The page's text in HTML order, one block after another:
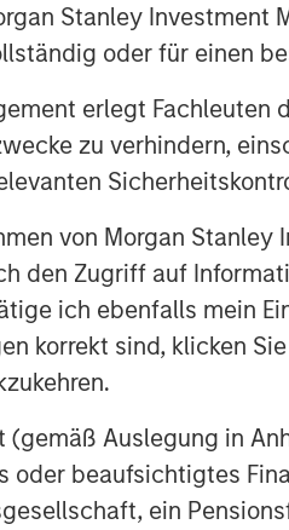
Stanley
oder für einen
erlegt
zu verhindern,
von Morgan
den Zugriff auf
ich ebenfalls mein
korrekt sind, klicken
(gemäß Auslegung in
oder beaufsichtigtes
ein
at Carlyle. ”
with John Howe and the
known many of the key
Basto, a Carlyle Managing
a great success, and the
organic growth and the
plays give us a
ahead for Manna Pro.”
category tailwinds are
believe there is meaningful
internationally,” said Jay
the core business and
supporting the
and resources.”